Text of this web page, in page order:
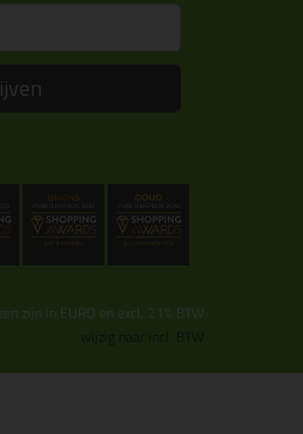
zijn in EURO en excl. 21% BTW